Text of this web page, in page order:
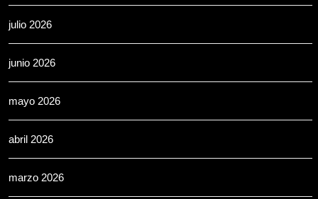
julio 2026
junio 2026
mayo 2026
abril 2026
marzo 2026